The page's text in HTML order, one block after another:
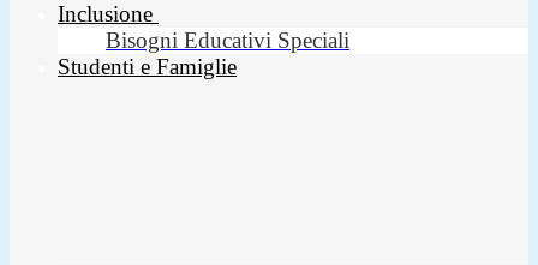
Inclusione
Bisogni Educativi Speciali
Studenti e Famiglie